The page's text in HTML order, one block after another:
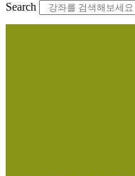
Search